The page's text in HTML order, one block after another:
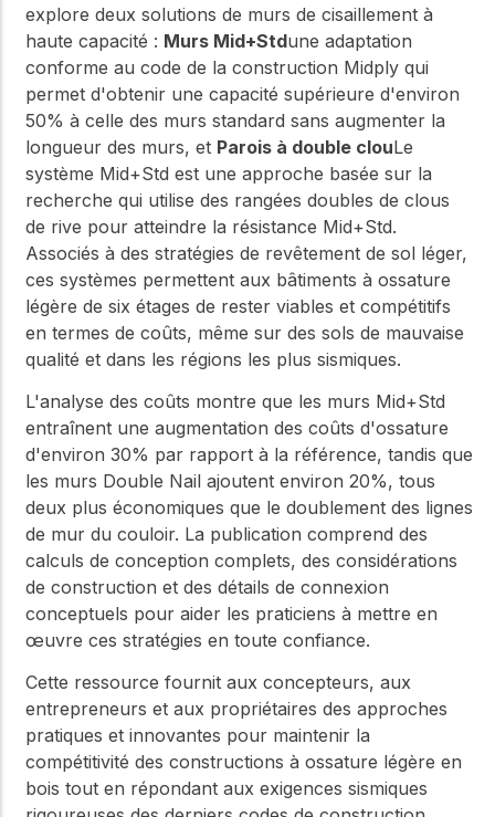
explore deux solutions de murs de cisaillement à
haute capacité : Murs Mid+Stdune adaptation
conforme au code de la construction Midply qui
permet d'obtenir une capacité supérieure d'environ
50% à celle des murs standard sans augmenter la
longueur des murs, et Parois à double clouLe
système Mid+Std est une approche basée sur la
recherche qui utilise des rangées doubles de clous
de rive pour atteindre la résistance Mid+Std.
Associés à des stratégies de revêtement de sol léger,
ces systèmes permettent aux bâtiments à ossature
légère de six étages de rester viables et compétitifs
en termes de coûts, même sur des sols de mauvaise
qualité et dans les régions les plus sismiques.
L'analyse des coûts montre que les murs Mid+Std
entraînent une augmentation des coûts d'ossature
d'environ 30% par rapport à la référence, tandis que
les murs Double Nail ajoutent environ 20%, tous
deux plus économiques que le doublement des lignes
de mur du couloir. La publication comprend des
calculs de conception complets, des considérations
de construction et des détails de connexion
conceptuels pour aider les praticiens à mettre en
œuvre ces stratégies en toute confiance.
Cette ressource fournit aux concepteurs, aux
entrepreneurs et aux propriétaires des approches
pratiques et innovantes pour maintenir la
compétitivité des constructions à ossature légère en
bois tout en répondant aux exigences sismiques